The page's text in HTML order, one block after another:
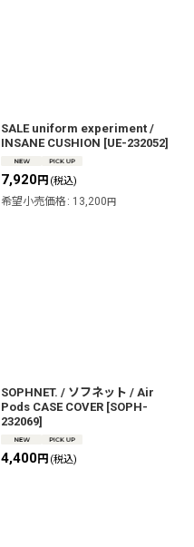
SALE uniform experiment /
INSANE CUSHION [UE-232052]
7,920円 (税込)
希望小売価格 : 13,200円
SOPHNET. / ソフネット / Air
Pods CASE COVER [SOPH-
232069]
4,400円 (税込)